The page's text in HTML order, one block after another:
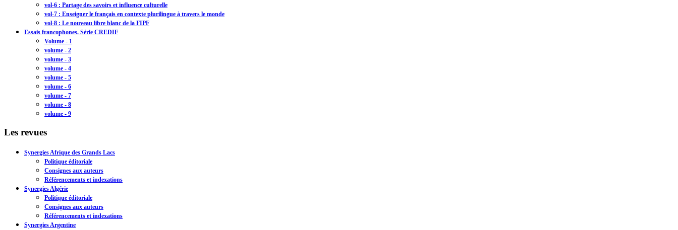
vol-6 : Partage des savoirs et influence culturelle
vol-7 : Enseigner le français en contexte plurilingue à travers le monde
vol-8 : Le nouveau libre blanc de la FIPF
Essais francophones. Série CREDIF
Volume - 1
volume - 2
volume - 3
volume - 4
volume - 5
volume - 6
volume - 7
volume - 8
volume - 9
Les revues
Synergies Afrique des Grands Lacs
Politique éditoriale
Consignes aux auteurs
Référencements et indexations
Synergies Algérie
Politique éditoriale
Consignes aux auteurs
Référencements et indexations
Synergies Argentine